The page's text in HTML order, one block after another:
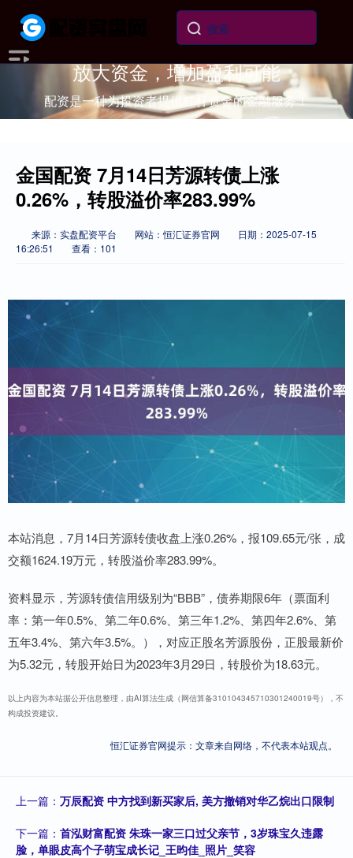
放大资金，增加盈利可能
配资是一种为投资者提供杠杆资金的金融服务！
金国配资 7月14日芳源转债上涨
0.26%，转股溢价率283.99%
来源：实盘配资平台 网站：恒汇证券官网
日期：2025-07-15
16:26:51
查看：101
本站消息，7月14日芳源转债收盘上涨0.26%，报109.65元/张，成
交额1624.19万元，转股溢价率283.99%。
资料显示，芳源转债信用级别为“BBB”，债券期限6年（票面利
率：第一年0.5%、第二年0.6%、第三年1.2%、第四年2.6%、第
五年3.4%、第六年3.5%。），对应正股名芳源股份，正股最新价
为5.32元，转股开始日为2023年3月29日，转股价为18.63元。
以上内容为本站据公开信息整理，由AI算法生成（网信算备310104345710301240019号），不
构成投资建议。
恒汇证券官网提示：文章来自网络，不代表本站观点。
上一篇： 万辰配资 中方找到新买家后, 美方撤销对华乙烷出口限制
下一篇： 首泓财富配资 朱珠一家三口过父亲节，3岁珠宝久违露
脸，单眼皮高个子萌宝成长记_王昀佳_照片_笑容